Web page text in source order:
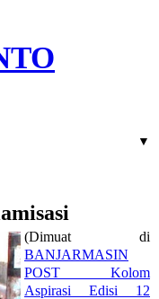
▼
(Dimuat di
BANJARMASIN
POST Kolom
Aspirasi Edisi 12